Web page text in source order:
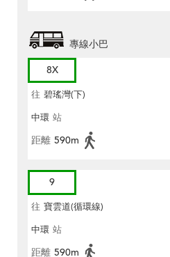
專線小巴
8X
往 碧瑤灣(下)
中環 站
距離 590m
9
往 寶雲道(循環線)
中環 站
距離 590m